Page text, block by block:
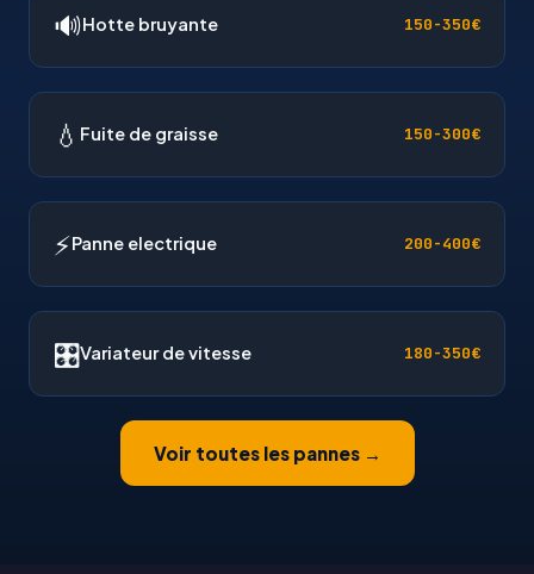
🔊Hotte bruyante 150-350€
💧 Fuite de graisse 150-300€
⚡Panne electrique 200-400€
🎛Variateur de vitesse 180-350€
Voir toutes les pannes →